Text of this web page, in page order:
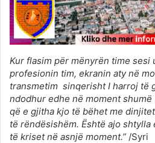
Kur flasim për mënyrën time sesi
profesionin tim, ekranin aty në
transmetim sinqerisht I harroj të
ndodhur edhe në moment
që e gjitha kjo të bëhet me
të rëndësishëm. Është ajo
të kriset në asnjë moment.” /Syri